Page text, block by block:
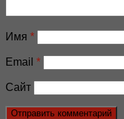
Имя *
Email *
Сайт